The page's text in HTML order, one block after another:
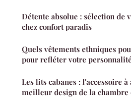
Détente absolue : sélection de
chez confort paradis
Quels vêtements ethniques
pour refléter votre
Les lits cabanes : l'accessoire
meilleur design de la chambre